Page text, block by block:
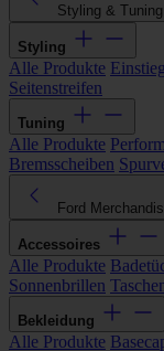
Styling & Tuning
Styling
Alle Produkte
Seitenstreifen
Tuning
Alle Produkte
Bremsscheiben
Ford
Accessoires
Alle Produkte
Sonnenbrillen
Bekleidung
Alle Produkte